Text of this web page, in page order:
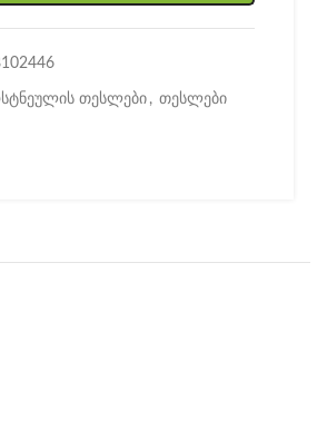
თესლები , თესლები